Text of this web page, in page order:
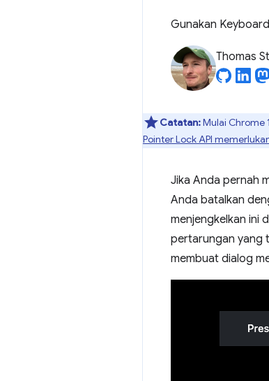
Gunakan
Thomas
Catatan:Mulai Chrome
Pointer Lock API
Jika Anda pernah
Anda batalkan
menjengkelkan ini
pertarungan yang
membuat dialog